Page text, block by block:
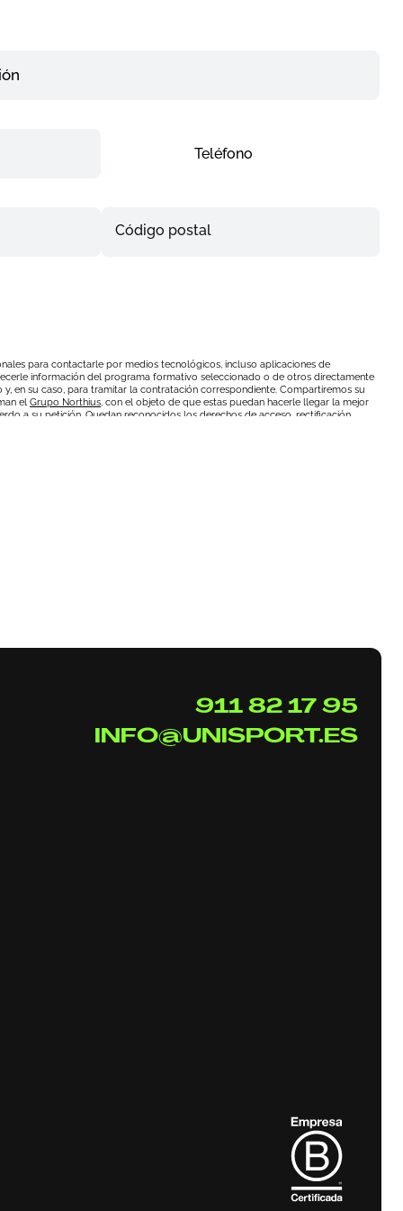
Teléfono
Código postal
para contactarle por medios tecnológicos, incluso aplicaciones de
información del programa formativo seleccionado o de otros directamente
en su caso, para tramitar la contratación correspondiente. Compartiremos su
elGrupo Northius, con el objeto de que estas puedan hacerle llegar la mejor
a su petición. Quedan reconocidos los derechos de acceso, rectificación,
911 82 17 95
INFO@UNISPORT.ES